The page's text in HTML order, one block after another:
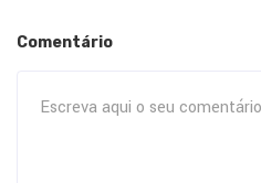
Comentário